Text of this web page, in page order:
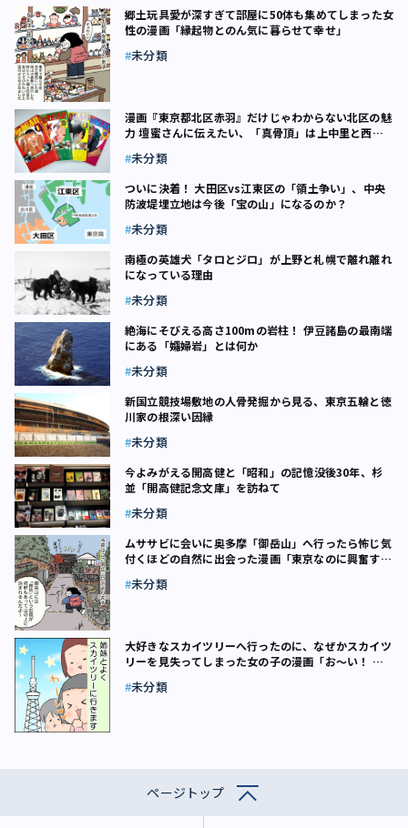
郷土玩具愛が深すぎて部屋に50体も集めてしまった女
性の漫画「縁起物とのん気に暮らせて幸せ」
未分類
漫画『東京都北区赤羽』だけじゃわからない北区の魅
力 壇蜜さんに伝えたい、「真骨頂」は上中里と西ヶ
未分類
ついに決着！ 大田区vs江東区の「領土争い」、中央
防波堤埋立地は今後「宝の山」になるのか？
未分類
南極の英雄犬「タロとジロ」が上野と札幌で離れ離れ
になっている理由
未分類
絶海にそびえる高さ100mの岩柱！ 伊豆諸島の最南端
にある「孀婦岩」とは何か
未分類
新国立競技場敷地の人骨発掘から見る、東京五輪と徳
川家の根深い因縁
未分類
今よみがえる開高健と「昭和」の記憶――没後30年、杉
並「開高健記念文庫」を訪ねて
未分類
ムササビに会いに奥多摩「御岳山」へ行ったら怖じ気
付くほどの自然に出会った漫画「東京なのに興奮す
未分類
大好きなスカイツリーへ行ったのに、なぜかスカイツ
リーを見失ってしまった女の子の漫画「お～い！ こ
未分類
ページトップ